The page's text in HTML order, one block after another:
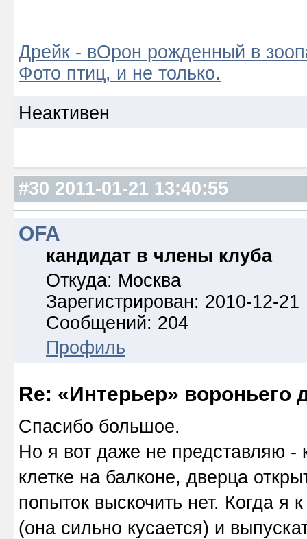
Дрейк - вОрон рожденный в
Фото птиц, и не только.
Неактивен
#30 2011-01-21 13:40:55
OFA
кандидат в члены клуба
Откуда: Москва
Зарегистрирован: 2010-12-21
Сообщений: 204
Профиль
Re: «Интерьер» вороньего
Спасибо большое.
Но я вот даже не представляю -
клетке на балконе, дверца
попыток выскочить нет. Когда я
(она сильно кусается) и